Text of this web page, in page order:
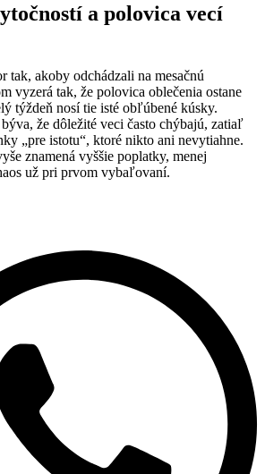
a polovica vecí
akoby odchádzali na mesačnú
vyzerá tak, že polovica oblečenia ostane
týždeň nosí tie isté obľúbené kúsky.
že dôležité veci často chýbajú, zatiaľ
„pre istotu“, ktoré nikto ani nevytiahne.
znamená vyššie poplatky, menej
už pri prvom vybaľovaní.